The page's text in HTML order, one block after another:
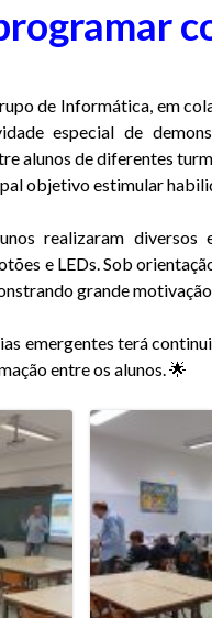
de Informática, em
especial de
alunos de diferentes
objetivo estimular
realizaram diversos
e LEDs. Sob
grande
emergentes terá
entre os alunos. 🌟